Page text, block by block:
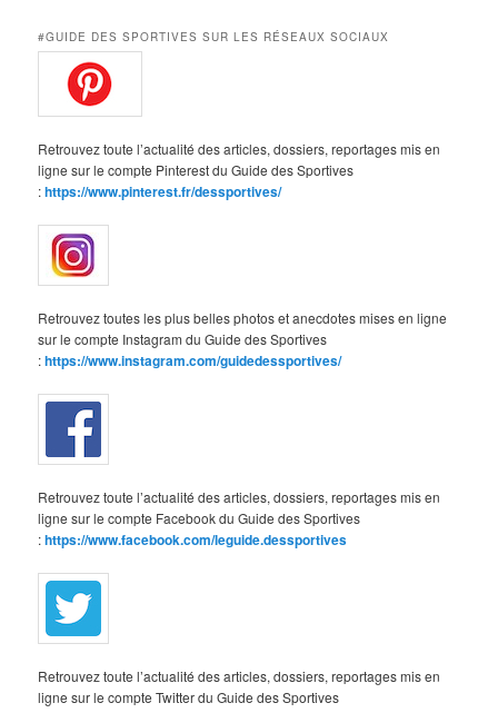
#GUIDE DES SPORTIVES SUR LES RÉSEAUX SOCIAUX
Retrouvez toute l’actualité des articles, dossiers, reportages mis en
ligne sur le compte Pinterest du Guide des Sportives
:https://www.pinterest.fr/dessportives/
Retrouvez toutes les plus belles photos et anecdotes mises en ligne
sur le compte Instagram du Guide des Sportives
:https://www.instagram.com/guidedessportives/
Retrouvez toute l’actualité des articles, dossiers, reportages mis en
ligne sur le compte Facebook du Guide des Sportives
:https://www.facebook.com/leguide.dessportives
Retrouvez toute l’actualité des articles, dossiers, reportages mis en
ligne sur le compte Twitter du Guide des Sportives